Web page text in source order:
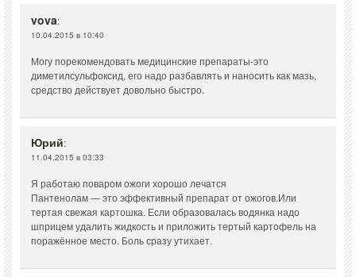
vova:
10.04.2015 в 10:40
Могу порекомендовать медицинские препараты-это
диметилсульфоксид, его надо разбавлять и наносить как мазь,
средство действует довольно быстро.
Юрий:
11.04.2015 в 03:33
Я работаю поваром ожоги хорошо лечатся
Пантенолам — это эффективный препарат от ожогов.Или
тертая свежая картошка. Если образовалась водянка надо
шприцем удалить жидкость и приложить тертый картофель на
поражённое место. Боль сразу утихает.